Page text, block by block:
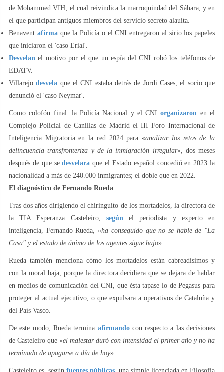
de Mohammed VIH; el cual reivindica la marroquindad del Sáhara, y en
el que participan antiguos miembros del servicio secreto alauita.
Benavent afirmaque la Policía o el CNI entregaron al sirio los papeles
que iniciaron el 'caso Erial'.
Desvelan el motivo por el que un espía del CNI robó los teléfonos de
EDATV.
Villarejodesvela que el CNI estaba detrás de Jordi Cases, el socio que
denunció el 'caso Neymar'.
Como colofón final: la Policía Nacional y el CNIorganizaron en el
Complejo Policial de Canillas de Madrid el III Foro Internacional de
Inteligencia Migratoria en la red 2024 para «analizar los retos de la
delincuencia transfronteriza y de la inmigración irregular», dos meses
después de que sedesvelara que el Estado español concedió en 2023 la
nacionalidad a más de 240.000 inmigrantes; el doble que en 2022.
El diagnóstico de Fernando Rueda
Tras dos años dirigiendo el chiringuito de los mortadelos, la directora de
la TIA Esperanza Casteleiro, según el periodista y experto en
inteligencia, Fernando Rueda, «ha conseguido que no se hable de "La
Casa" y el estado de ánimo de los agentes sigue bajo».
Rueda también menciona cómo los mortadelos están cabreadísimos y
con la moral baja, porque la directora decidiera que se dejara de hablar
en medios de comunicación del CNI, que ésta tapase lo de Pegasus para
proteger al actual ejecutivo, o que expulsara a operativos de Cataluña y
del País Vasco.
De este modo, Rueda termina afirmandocon respecto a las decisiones
de Casteleiro que «el malestar duró con intensidad el primer año y no ha
terminado de apagarse a día de hoy».